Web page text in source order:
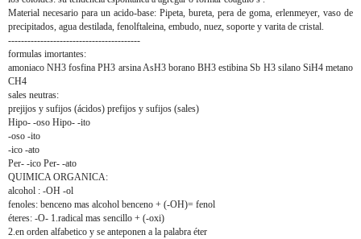
Material necesario para un acido-base: Pipeta, bureta, pera de goma, erlenmeyer, vaso de
precipitados, agua destilada, fenolftaleina, embudo, nuez, soporte y varita de cristal.
-----------------------------------------
formulas imortantes:
amoniaco NH3 fosfina PH3 arsina AsH3 borano BH3 estibina Sb H3 silano SiH4 metano
CH4
sales neutras:
prejijos y sufijos (ácidos) prefijos y sufijos (sales)
Hipo- -oso Hipo- -ito
-oso -ito
-ico -ato
Per- -ico Per- -ato
QUIMICA ORGANICA:
alcohol : -OH -ol
fenoles: benceno mas alcohol benceno + (-OH)= fenol
éteres: -O- 1.radical mas sencillo + (-oxi)
2.en orden alfabetico y se anteponen a la palabra éter